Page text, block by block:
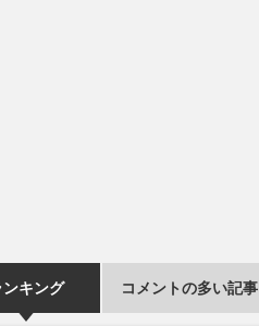
ンキング コメントの多い記事